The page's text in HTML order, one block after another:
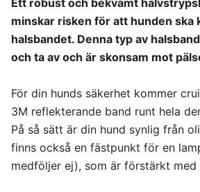
XXL
3XL
Ett robust och bekvämt
minskar risken för att hunden ska
halsbandet. Denna typ av
och ta av och är skonsam mot
För din hunds säkerhet kommer
3M reflekterande band runt hela
På så sätt är din hund synlig från
finns också en fästpunkt för en
medföljer ej), som är förstärkt med